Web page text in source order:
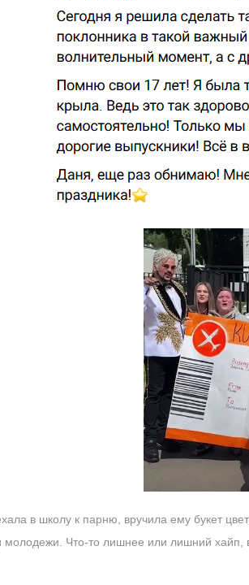
в школу к парню, вручила ему букет
молодежи. Что-то лишнее или лишний хайп,